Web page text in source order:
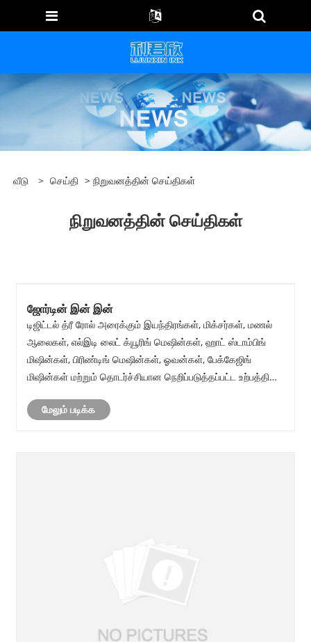
வீடு > செய்தி > நிறுவனத்தின் செய்திகள்
நிறுவனத்தின் செய்திகள்
ஜோர்டின் இன் இன்
டிஜிட்டல் த்ரீ ரோல் அரைக்கும் இயந்திரங்கள், மிக்சர்கள், மணல்
ஆலைகள், எல்இடி லைட் க்யூரிங் மெஷின்கள், ஹாட் ஸ்டாம்பிங்
மிஷின்கள், பிரிண்டிங் மெஷின்கள், ஓவன்கள், பேக்கேஜிங்
மிஷின்கள் மற்றும் தொடர்ச்சியான நெறிப்படுத்தப்பட்ட உற்பத்தி
ஆராய்ச்சி ம......
மேலும் படிக்க